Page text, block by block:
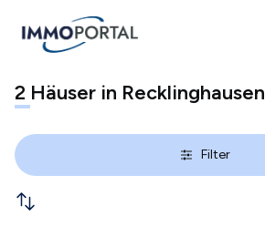
2 Häuser in Recklinghausen
Filter